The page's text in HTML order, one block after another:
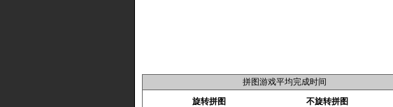
拼图游戏平均完成时间
旋转拼图
不旋转拼图